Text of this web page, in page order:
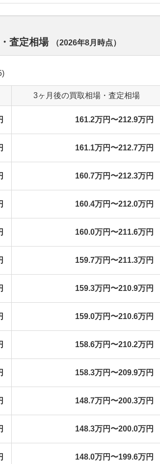
査定相場 （2026年8月 時点）
3ヶ月後の買取相場・査定相場
161.2万円〜212.9万円
161.1万円〜212.7万円
160.7万円〜212.3万円
160.4万円〜212.0万円
160.0万円〜211.6万円
159.7万円〜211.3万円
159.3万円〜210.9万円
159.0万円〜210.6万円
158.6万円〜210.2万円
158.3万円〜209.9万円
148.7万円〜200.3万円
148.3万円〜200.0万円
148.0万円〜199.6万円